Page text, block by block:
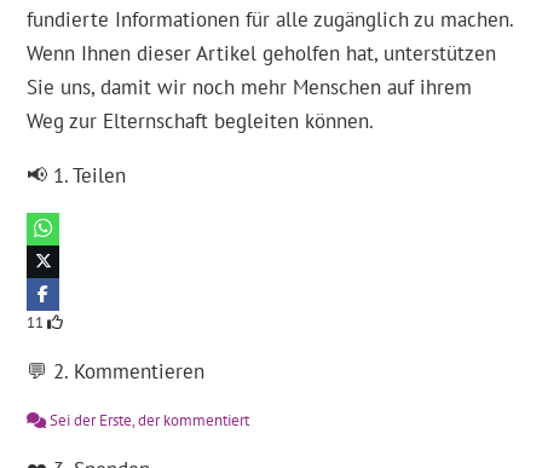
fundierte Informationen für alle zugänglich zu machen.
Wenn Ihnen dieser Artikel geholfen hat, unterstützen
Sie uns, damit wir noch mehr Menschen auf ihrem
Weg zur Elternschaft begleiten können.
📢 1. Teilen
11
💬 2. Kommentieren
Sei der Erste, der kommentiert